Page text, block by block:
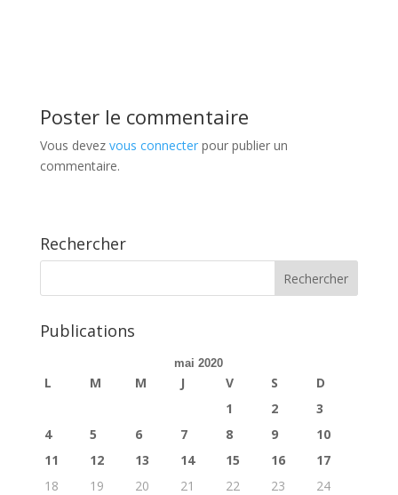
Poster le commentaire
Vous devez vous connecterpour publier un
commentaire.
Rechercher
Publications
mai 2020
L M M J V S
D
1
2
3
4
5 6 7 8 9
10
11
12 13 14 15 16
17
18
19 20 21 22 23
24